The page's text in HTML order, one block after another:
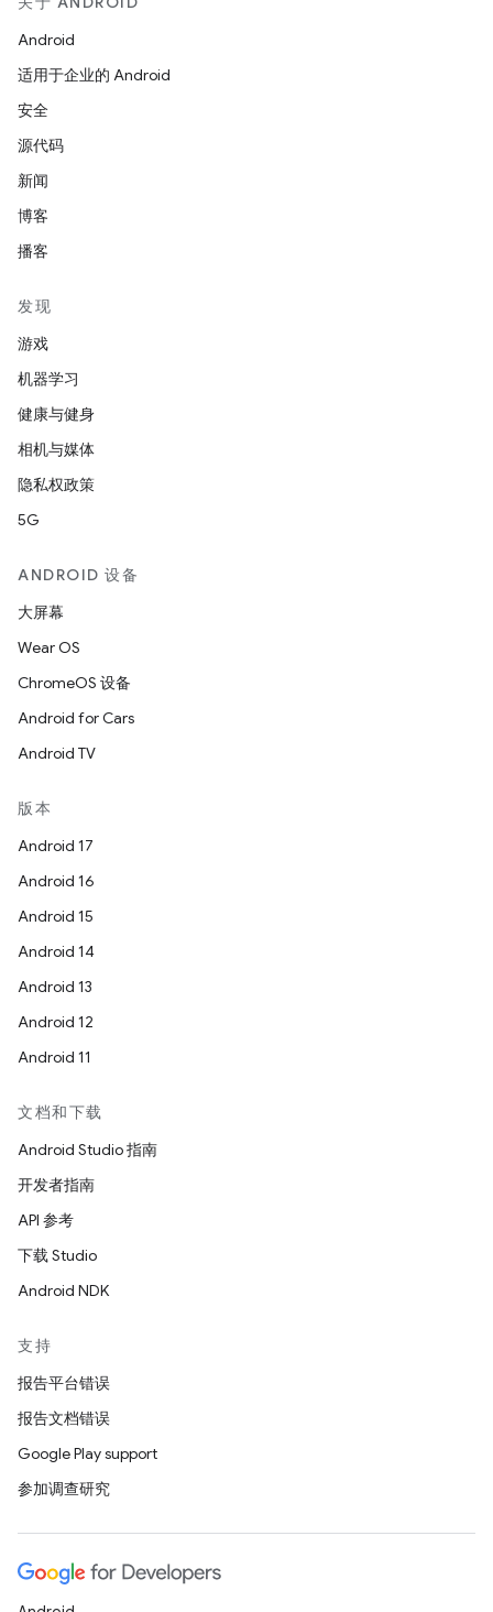
Android
适用于企业的 Android
安全
源代码
新闻
博客
播客
发现
游戏
机器学习
健康与健身
相机与媒体
隐私权政策
5G
ANDROID 设备
大屏幕
Wear OS
ChromeOS 设备
Android for Cars
Android TV
版本
Android 17
Android 16
Android 15
Android 14
Android 13
Android 12
Android 11
文档和下载
Android Studio 指南
开发者指南
API 参考
下载 Studio
Android NDK
支持
报告平台错误
报告文档错误
Google Play support
参加调查研究